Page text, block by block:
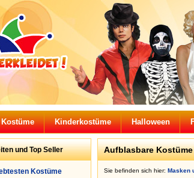
Kinderkostüme Halloween
und Top Seller
Kostüme
Aufblasbare Kostüme
Sie befinden sich hier: Masken